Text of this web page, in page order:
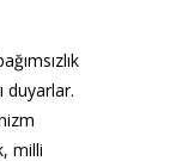
duyarlar.
milli